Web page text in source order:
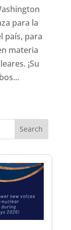
para la
país, para
materia
¡Su